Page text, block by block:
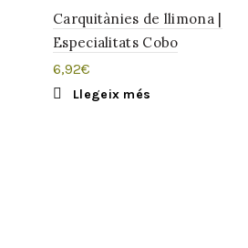
Carquitànies de llimona |
Especialitats Cobo
6,92€
Llegeix més